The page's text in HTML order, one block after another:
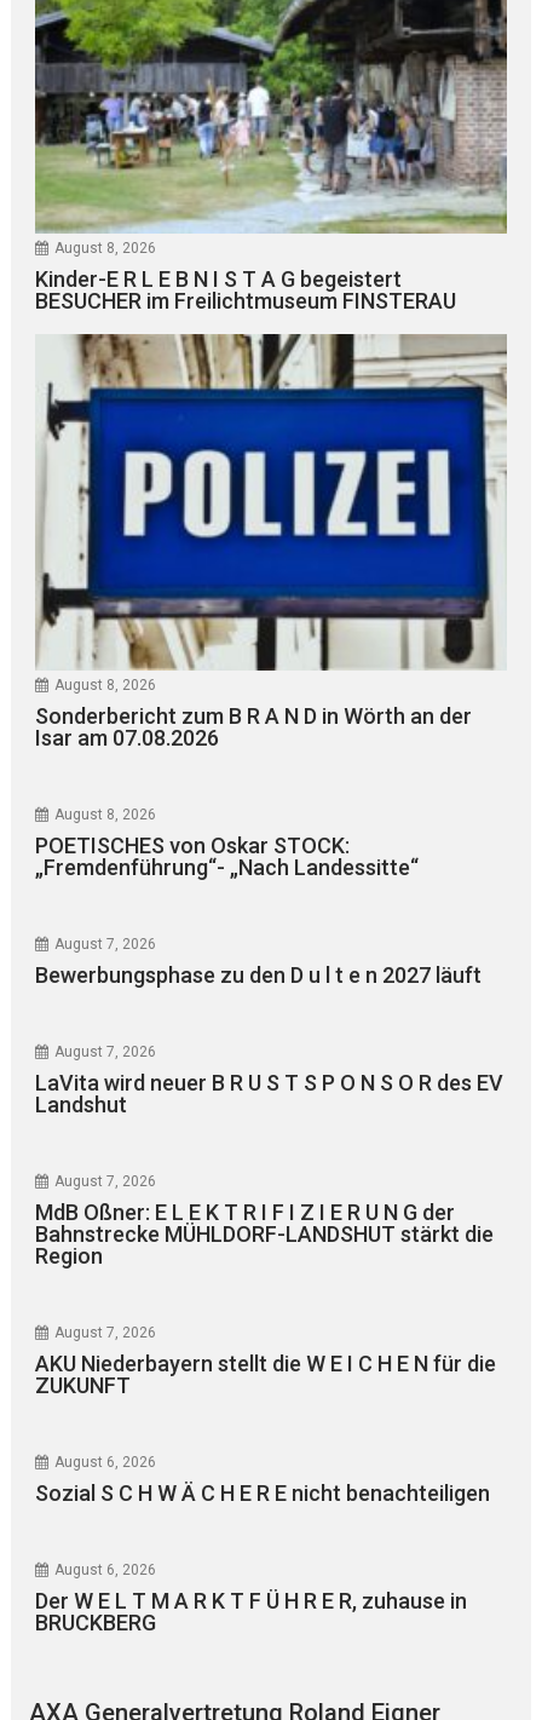
August 8, 2026
Kinder-E R L E B N I S T A G begeistert
BESUCHER im Freilichtmuseum FINSTERAU
August 8, 2026
Sonderbericht zum B R A N D in Wörth an der
Isar am 07.08.2026
August 8, 2026
POETISCHES von Oskar STOCK:
„Fremdenführung“- „Nach Landessitte“
August 7, 2026
Bewerbungsphase zu den D u l t e n 2027 läuft
August 7, 2026
LaVita wird neuer B R U S T S P O N S O R des EV
Landshut
August 7, 2026
MdB Oßner: E L E K T R I F I Z I E R U N G der
Bahnstrecke MÜHLDORF-LANDSHUT stärkt die
Region
August 7, 2026
AKU Niederbayern stellt die W E I C H E N für die
ZUKUNFT
August 6, 2026
Sozial S C H W Ä C H E R E nicht benachteiligen
August 6, 2026
Der W E L T M A R K T F Ü H R E R, zuhause in
BRUCKBERG
AXA Generalvertretung Roland Eigner